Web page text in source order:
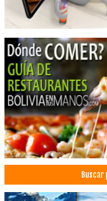
Sacos
Tejidos de Punto
Tejidos de Alpaca
Tejidos
Hoteles
Hotels
Agencias de Viajes y Turismo
Operadora de Turismo
Operadores Turisticos
Turismo: Agencias de Viaje
Buscar